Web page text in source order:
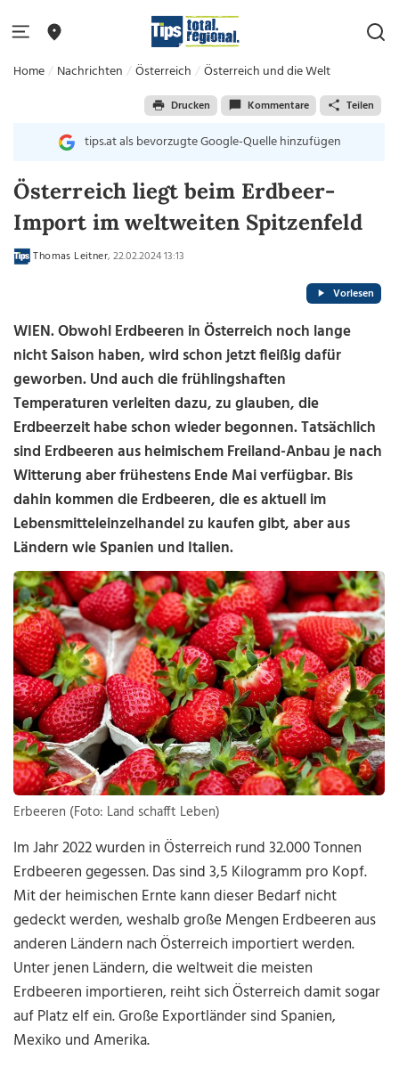
Home Nachrichten Österreich Österreich und die Welt
Drucken Kommentare Teilen
tips.at als bevorzugte Google-Quelle hinzufügen
Österreich liegt beim Erdbeer-
Import im weltweiten Spitzenfeld
Thomas Leitner, 22.02.2024 13:13
Vorlesen
WIEN. Obwohl Erdbeeren in Österreich noch lange
nicht Saison haben, wird schon jetzt fleißig dafür
geworben. Und auch die frühlingshaften
Temperaturen verleiten dazu, zu glauben, die
Erdbeerzeit habe schon wieder begonnen. Tatsächlich
sind Erdbeeren aus heimischem Freiland-Anbau je nach
Witterung aber frühestens Ende Mai verfügbar. Bis
dahin kommen die Erdbeeren, die es aktuell im
Lebensmitteleinzelhandel zu kaufen gibt, aber aus
Ländern wie Spanien und Italien.
Erbeeren (Foto: Land schafft Leben)
Im Jahr 2022 wurden in Österreich rund 32.000 Tonnen
Erdbeeren gegessen. Das sind 3,5 Kilogramm pro Kopf.
Mit der heimischen Ernte kann dieser Bedarf nicht
gedeckt werden, weshalb große Mengen Erdbeeren aus
anderen Ländern nach Österreich importiert werden.
Unter jenen Ländern, die weltweit die meisten
Erdbeeren importieren, reiht sich Österreich damit sogar
auf Platz elf ein. Große Exportländer sind Spanien,
Mexiko und Amerika.